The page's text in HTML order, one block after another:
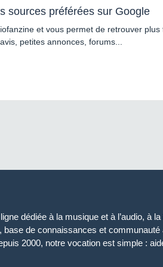
sources préférées sur Google
et vous permet de retrouver plus
petites annonces, forums...
dédiée à la musique et à l’audio, à
de connaissances et communauté
2000, notre vocation est simple :